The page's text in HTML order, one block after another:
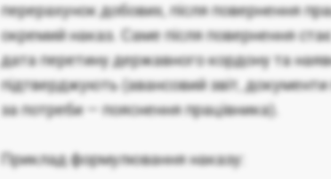
перерахунок добових, після повернення
окремий наказ. Саме після повернення
дата перетину державного кордону та
підтверджують (авансовий звіт,
за потреби — пояснення працівника).
Приклад формулювання наказу: